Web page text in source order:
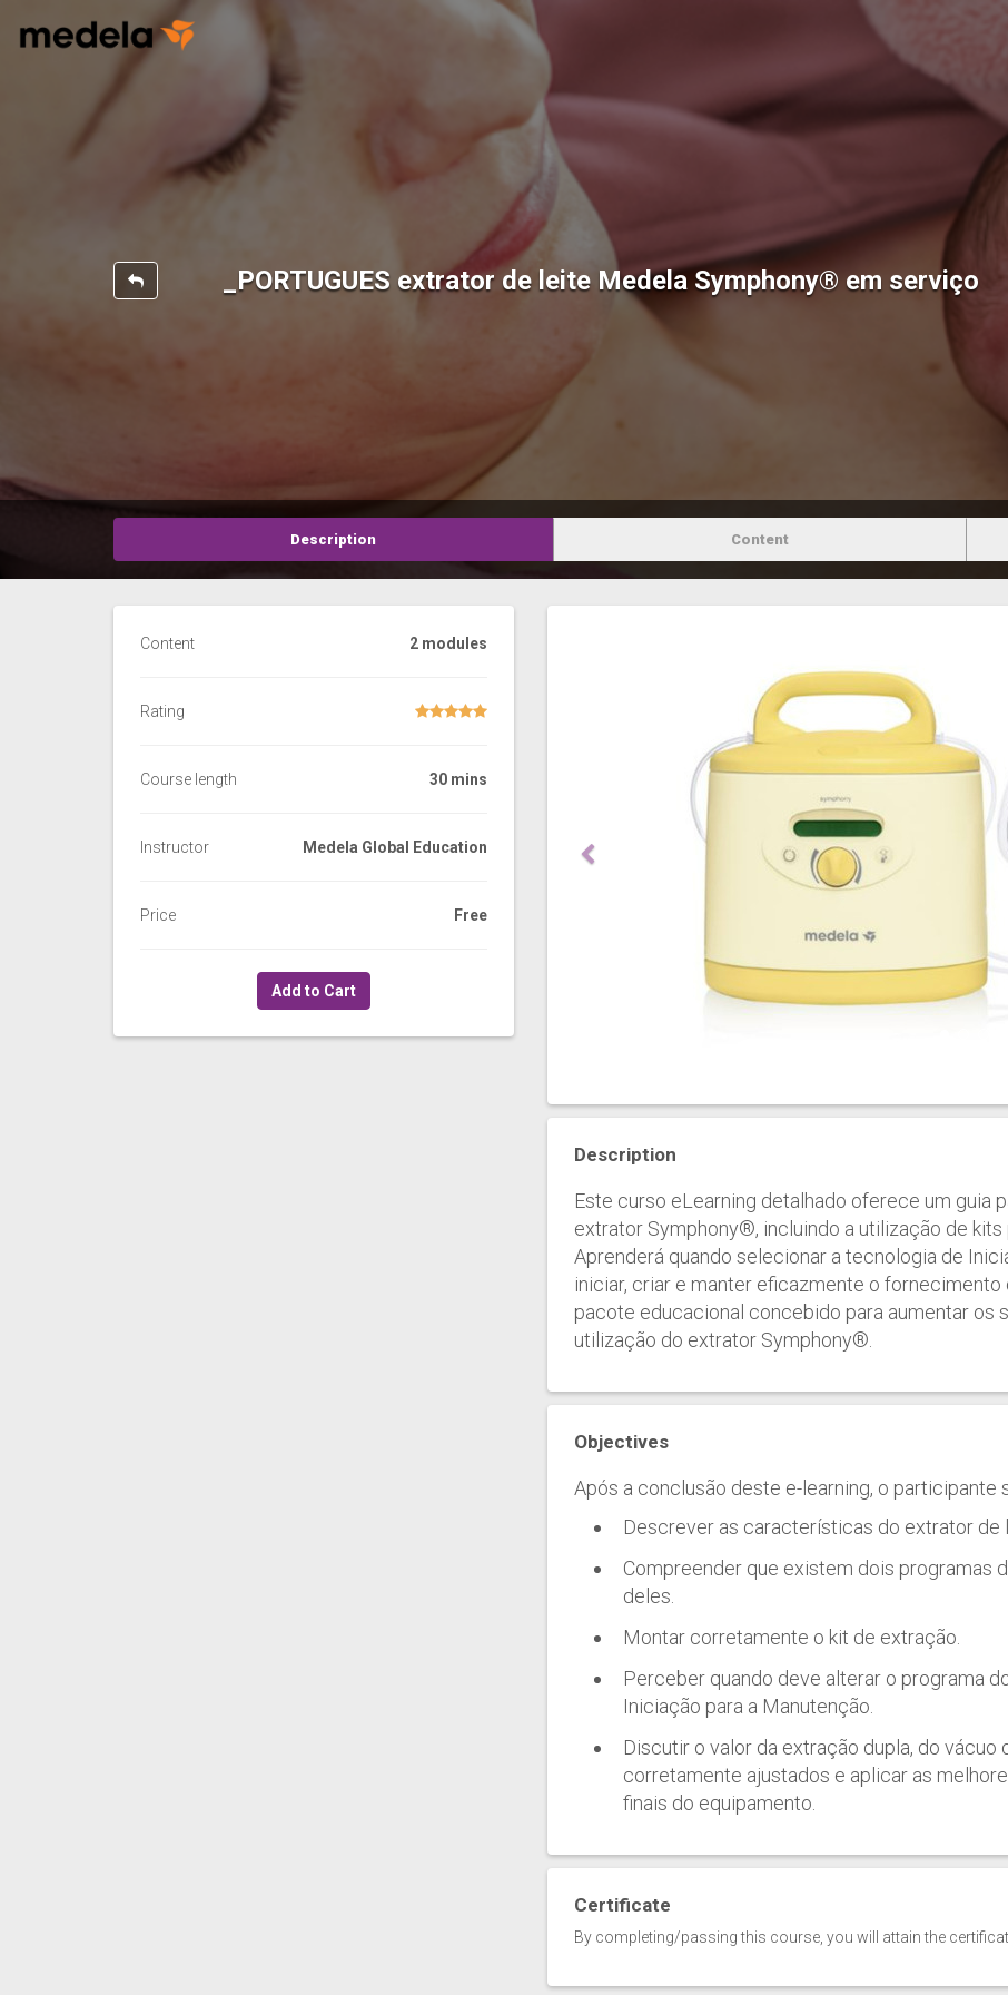
_PORTUGUES extrator de leite Medela Symphony® em serviço
Description Content
Content 2 modules
Rating
Course length 30 mins
Instructor Medela Global Education
Price Free
Add to Cart
Description
Este curso eLearning detalhado oferece um guia
extrator Symphony®, incluindo a utilização de kits
Aprenderá quando selecionar a tecnologia de
iniciar, criar e manter eficazmente o
pacote educacional concebido para aumentar os
utilização do extrator Symphony®.
Objectives
Após a conclusão deste e-learning, o participante
Descrever as características do extrator de
Compreender que existem dois programas
deles.
Montar corretamente o kit de extração.
Perceber quando deve alterar o programa
Iniciação para a Manutenção.
Discutir o valor da extração dupla, do
corretamente ajustados e aplicar as
finais do equipamento.
Certificate
By completing/passing this course, you will attain the